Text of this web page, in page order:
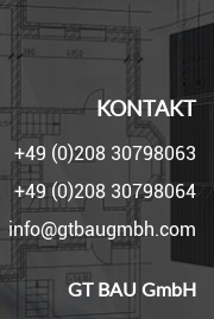
KONTAKT
+49 (0)208 30798063
+49 (0)208 30798064
info@gtbaugmbh.com
GT BAU GmbH